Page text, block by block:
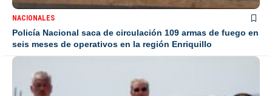
NACIONALES
Policía Nacional saca de circulación 109 armas de fuego en
seis meses de operativos en la región Enriquillo